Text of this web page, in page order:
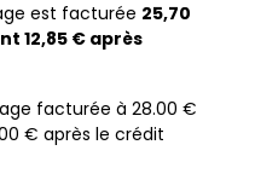
est facturée 25,70
12,85 € après
facturée à 28.00 €
€ après le crédit